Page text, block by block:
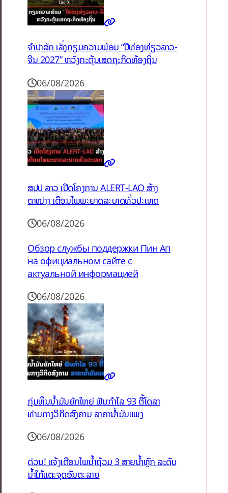
ຈຳປາສັກ ເລັ່ງກຽມຄວາມພ້ອມ “ປີທ່ອງທ່ຽວລາວ-
ຈີນ 2027” ຫວັງກະຕຸ້ນເສດຖະກິດທ້ອງຖິ່ນ
06/08/2026
ສປປ ລາວ ເປີດໂຄງການ ALERT-LAO ສ້າງ
ຕາໜ່າງ ເຕືອນໄພພະຍາດລະບາດທົ່ວປະເທດ
06/08/2026
Обзор службы поддержки Пин Ап
на официальном сайте с
актуальной информацией
06/08/2026
ກຸ່ມທຶນນ້ຳມັນຍັກໃຫຍ່ ຟັນກຳໄລ 93 ຕື້ໂດລາ
ທ່າມກາງວິກິດສົງຄາມ ລາຄານໍ້າມັນແພງ
06/08/2026
ດ່ວນ! ແຈ້ງເຕືອນໄພນໍ້າຖ້ວມ 3 ສາຍນໍ້າຫຼັກ ລະດັບ
ນໍ້າໃກ້ແຕະຈຸດອັນຕະລາຍ